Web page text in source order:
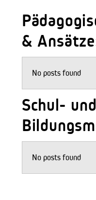
&
No posts found
Schul- und
No posts found